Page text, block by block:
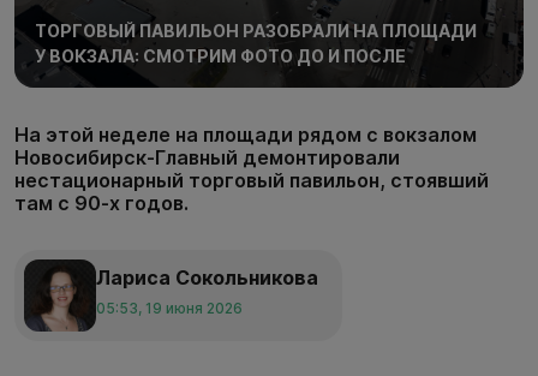
ТОРГОВЫЙ ПАВИЛЬОН РАЗОБРАЛИ НА ПЛОЩАДИ
У ВОКЗАЛА: СМОТРИМ ФОТО ДО И ПОСЛЕ
На этой неделе на площади рядом с вокзалом
Новосибирск-Главный демонтировали
нестационарный торговый павильон, стоявший
там с 90-х годов.
Лариса Сокольникова
05:53, 19 июня 2026